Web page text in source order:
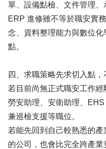
單、設備點檢、文件管理、
ERP 進修雖不等於職安實
念、資料整理能力與數位
點。
四、求職策略先求切入點
若目前尚無正式職安工作經
勞安助理、安衛助理、
兼巡檢支援等職位。
若能先回到自己較熟悉的
的公司，也會比完全跨產業